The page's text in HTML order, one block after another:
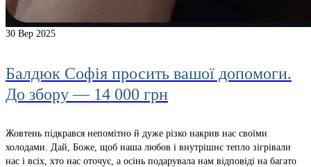
30 Вер 2025
Балдюк Софія просить вашої допомоги.
До збору — 14 000 грн
Жовтень підкрався непомітно й дуже різко накрив нас своїми
холодами. Дай, Боже, щоб наша любов і внутрішнє тепло зігрівали
нас і всіх, хто нас оточує, а осінь подарувала нам відповіді на багато